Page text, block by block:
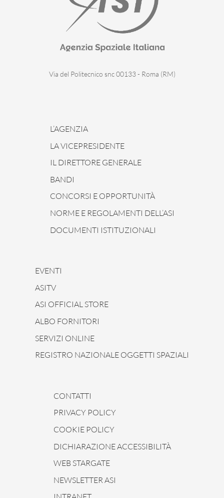
Via del Politecnico snc 00133 - Roma (RM)
L’AGENZIA
LA VICEPRESIDENTE
IL DIRETTORE GENERALE
BANDI
CONCORSI E OPPORTUNITÀ
NORME E REGOLAMENTI DELL’ASI
DOCUMENTI ISTITUZIONALI
EVENTI
ASITV
ASI OFFICIAL STORE
ALBO FORNITORI
SERVIZI ONLINE
REGISTRO NAZIONALE OGGETTI SPAZIALI
CONTATTI
PRIVACY POLICY
COOKIE POLICY
DICHIARAZIONE ACCESSIBILITÀ
WEB STARGATE
NEWSLETTER ASI